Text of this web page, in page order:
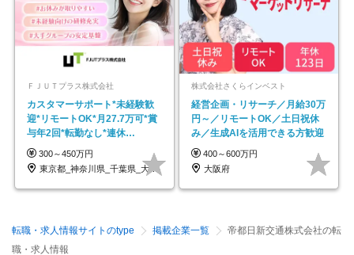
ＦＪＵＴプラス株式会社
カスタマーサポート*未経験歓
迎*リモートOK*月27.7万可*賞
与年2回*転勤なし*連休
OK/ZE010232
300～450万円
東京都_神奈川県_千葉県_大阪府_愛知県…
株式会社さくらインベスト
経営企画・リサーチ／月給30万
円～／リモートOK／土日祝休
み／生成AIを活用できる方歓迎
400～600万円
大阪府
転職・求人情報サイトのtype 掲載企業一覧
帝都日新交通株式会社の転
職・求人情報